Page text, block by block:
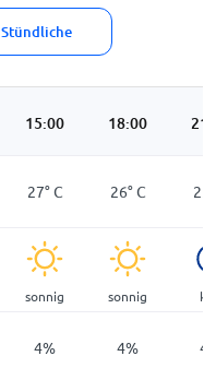
Stündliche
15:00 18:00
27°C 26°C
sonnig sonnig
4% 4%